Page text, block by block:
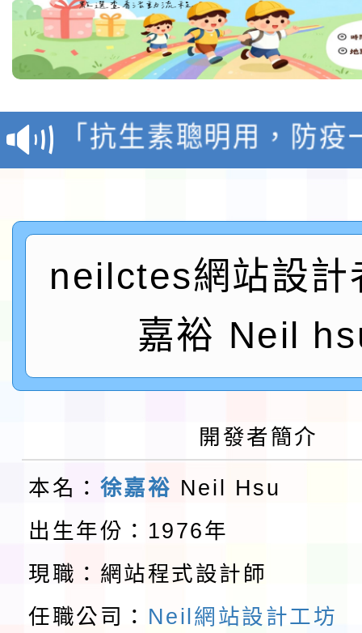
轉知台灣武術協會檢送
月29日中正盃決賽暨國
術精英錦標賽」
「抗生素聰明用，防疫
動」插畫徵件活動
淨零綠生活教案入校路
會
地景藝術節教師研習
115年8月22日(星期六
桃園市孔廟祈福系列
開 智慧啟航」
「2026桃園藝術巡演
習海報及各區簡章
報
淨零綠領人才培育課程
檢送桃園市115學年度
及師生本土語及新住民
實施要點各1份
轉知台灣武術協會檢送
月29日中正盃決賽暨國
「抗生素聰明用，防疫
neilctes網站設計
嘉裕 Neil
開發者簡介
本名： 徐嘉裕 Neil Hsu
出生年份：1976年
現職：網站程式設計師
任職公司： Neil網站設計工坊